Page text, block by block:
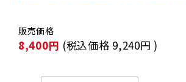
8,400円 (税込価格 9,240円 )